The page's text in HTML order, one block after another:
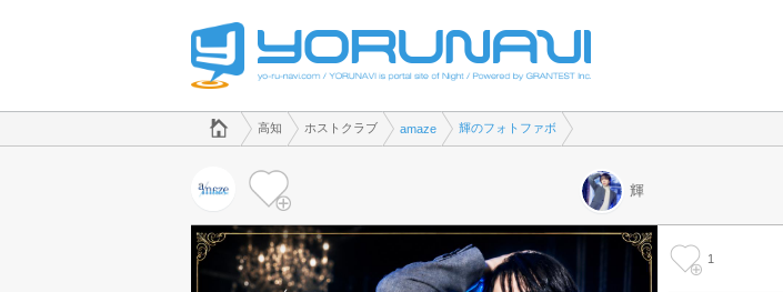
でホストクラブのことなら、ホストクラブ amaze([kana])
高知県版
高知 ホストクラブ amaze 輝のフォトファボ
輝
1